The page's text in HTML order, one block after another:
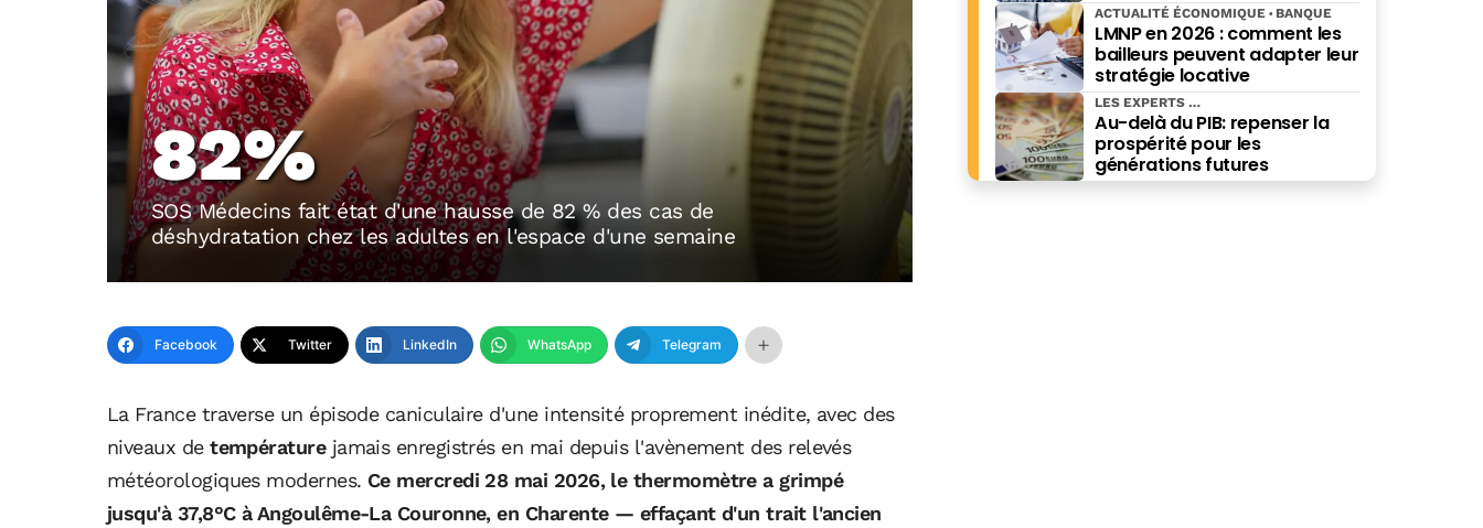
82%
SOS Médecins fait état d'une hausse de 82 % des cas de
déshydratation chez les adultes en l'espace d'une semaine
Facebook Twitter LinkedIn WhatsApp Telegram
La France traverse un épisode caniculaire d'une intensité proprement inédite, avec des
niveaux detempératurejamais enregistrés en mai depuis l'avènement des relevés
météorologiques modernes. Ce mercredi 28 mai 2026, le thermomètre a grimpé
jusqu'à 37,8°C à Angoulême-La Couronne, en Charente — effaçant d'un trait l'ancien
LMNP en 2026 : comment les
bailleurs peuvent adapter leur
stratégie locative
ACTUALITÉ ÉCONOMIQUE BANQUE
Au-delà du PIB: repenser la
prospérité pour les
générations futures
LES EXPERTS